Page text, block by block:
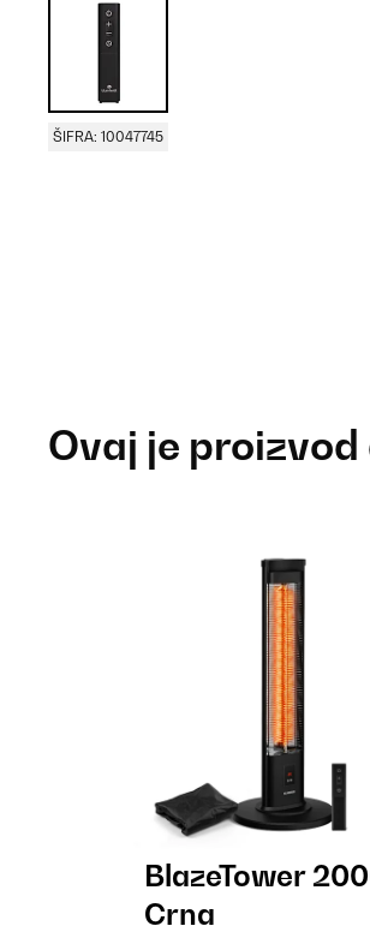
ŠIFRA: 10047745
Ovaj je proizvod
BlazeTower
Crna